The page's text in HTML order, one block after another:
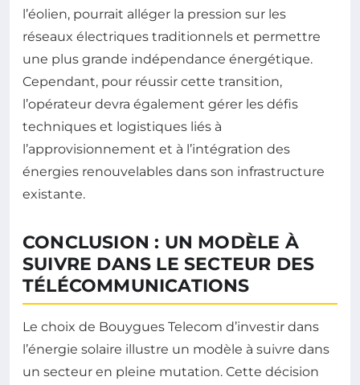
l’éolien, pourrait alléger la pression sur les
réseaux électriques traditionnels et permettre
une plus grande indépendance énergétique.
Cependant, pour réussir cette transition,
l’opérateur devra également gérer les défis
techniques et logistiques liés à
l’approvisionnement et à l’intégration des
énergies renouvelables dans son infrastructure
existante.
CONCLUSION : UN MODÈLE À
SUIVRE DANS LE SECTEUR DES
TÉLÉCOMMUNICATIONS
Le choix de Bouygues Telecom d’investir dans
l’énergie solaire illustre un modèle à suivre dans
un secteur en pleine mutation. Cette décision